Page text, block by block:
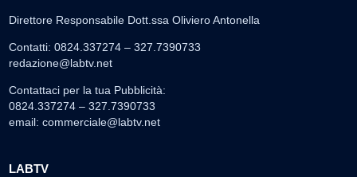
Direttore Responsabile Dott.ssa Oliviero Antonella
Contatti: 0824.337274 – 327.7390733
redazione@labtv.net
Contattaci per la tua Pubblicità:
0824.337274 – 327.7390733
email: commerciale@labtv.net
LABTV